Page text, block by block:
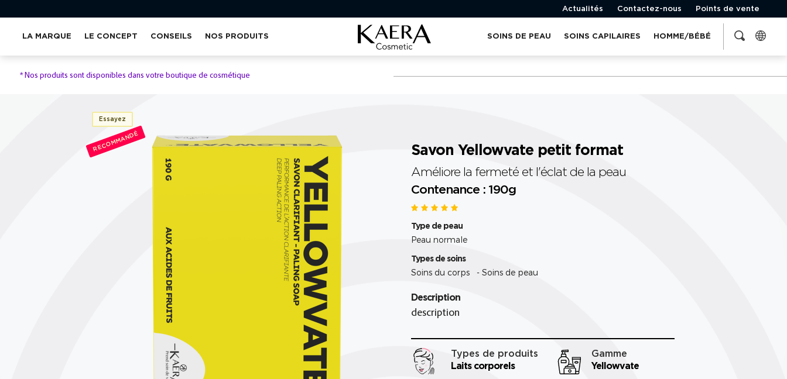
Actualités Contactez-nous Points de vente
LA MARQUE LE CONCEPT CONSEILS NOS PRODUITS SOINS DE PEAU SOINS CAPILAIRES HOMME/BÉBÉ
*Nos produits sont disponibles dans votre boutique de cosmétique
Essayez
RECOMMANDÉ Savon Yellowvate petit format
Améliore la fermeté et l'éclat de la peau
Contenance : 190g
Type de peau
Peau normale
Types de soins
Soins du corps - Soins de peau
Description
description
Types de produits
Laits corporels
Gamme
Yellowvate